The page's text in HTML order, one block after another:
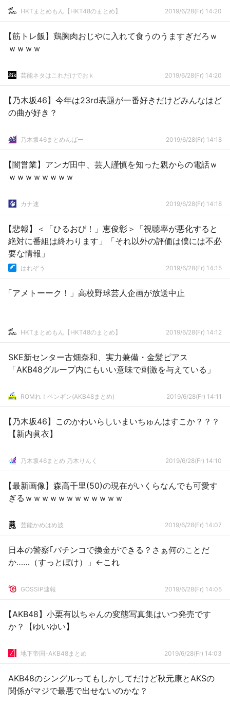
HKTまとめもん【HKT48のまとめ】 2019/6/28(Fr) 14:20
【筋トレ飯】鶏胸肉おじやに入れて食うのうますぎだろｗ
ｗｗｗｗ
芸能ネタはこれだけでおｋ 2019/6/28(Fr) 14:20
【乃木坂46】今年は23rd表題が一番好きだけどみんなはど
の曲が好き？
乃木坂46まとめんばー 2019/6/28(Fr) 14:18
【闇営業】アンガ田中、芸人謹慎を知った親からの電話ｗ
ｗｗｗｗｗｗｗｗ
カナ速 2019/6/28(Fr) 14:18
【悲報】＜「ひるおび！」恵俊彰＞「視聴率が悪化すると
絶対に番組は終わります」「それ以外の評価は僕には不必
要な情報」
はれぞう 2019/6/28(Fr) 14:15
「アメトーーク！」高校野球芸人企画が放送中止
HKTまとめもん【HKT48のまとめ】 2019/6/28(Fr) 14:12
SKE新センター古畑奈和、実力兼備・金髪ピアス
「AKB48グループ内にもいい意味で刺激を与えている」
ROMれ！ペンギン(AKB48まとめ) 2019/6/28(Fr) 14:11
【乃木坂46】このかわいらしいまいちゅんはすこか？？？
【新内眞衣】
乃木坂46まとめ 乃木りんく 2019/6/28(Fr) 14:10
【最新画像】森高千里(50)の現在がいくらなんでも可愛す
ぎるｗｗｗｗｗｗｗｗｗｗｗｗ
芸能かめはめ波 2019/6/28(Fr) 14:07
日本の警察｢パチンコで換金ができる？さぁ何のことだ
か……（すっとぼけ）」←これ
GOSSIP速報 2019/6/28(Fr) 14:05
【AKB48】小栗有以ちゃんの変態写真集はいつ発売です
か？【ゆいゆい】
地下帝国-AKB48まとめ 2019/6/28(Fr) 14:03
AKB48のシングルってもしかしてだけど秋元康とAKSの
関係がマジで最悪で出せないのかな？